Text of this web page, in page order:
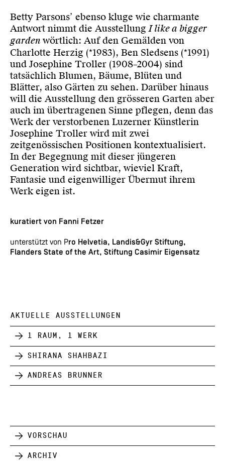
Betty Parsons’ ebenso kluge wie charmante
Antwort nimmt die AusstellungI like a bigger
gardenwörtlich: Auf den Gemälden von
Charlotte Herzig (*1983), Ben Sledsens (*1991)
und Josephine Troller (1908–2004) sind
tatsächlich Blumen, Bäume, Blüten und
Blätter, also Gärten zu sehen. Darüber hinaus
will die Ausstellung den grösseren Garten aber
auch im übertragenen Sinne pflegen, denn das
Werk der verstorbenen Luzerner Künstlerin
Josephine Troller wird mit zwei
zeitgenössischen Positionen kontextualisiert.
In der Begegnung mit dieser jüngeren
Generation wird sichtbar, wieviel Kraft,
Fantasie und eigenwilliger Übermut ihrem
Werk eigen ist.
kuratiert von Fanni Fetzer
unterstützt von Pro Helvetia, Landis&Gyr Stiftung,
Flanders State of the Art, Stiftung Casimir Eigensatz
AKTUELLE AUSSTELLUNGEN
1 Raum, 1 Werk
Shirana Shahbazi
Andreas Brunner
Vorschau
Archiv